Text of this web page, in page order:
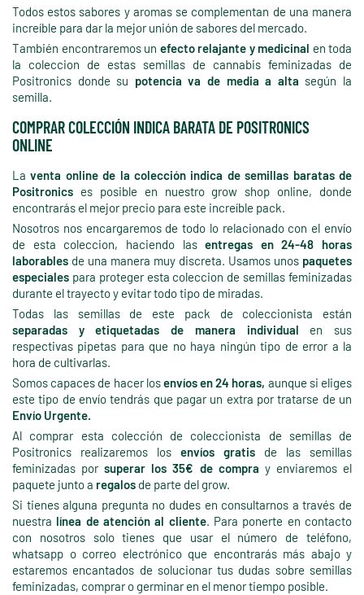
Todos estos sabores y aromas se complementan de una manera
increíble para dar la mejor unión de sabores del mercado.
También encontraremos un efecto relajante y medicinal en toda
la coleccion de estas semillas de cannabis feminizadas de
Positronics donde su potencia va de media a alta según la
semilla.
COMPRAR COLECCIÓN INDICA BARATA DE POSITRONICS
ONLINE
Laventa online de la colección indica de semillas baratas de
Positronics es posible en nuestro grow shop online, donde
encontrarás el mejor precio para este increíble pack.
Nosotros nos encargaremos de todo lo relacionado con el envío
de esta coleccion, haciendo lasentregas en 24-48 horas
laborables de una manera muy discreta. Usamos unos paquetes
especiales para proteger esta coleccion de semillas feminizadas
durante el trayecto y evitar todo tipo de miradas.
Todas las semillas de este pack de coleccionista están
separadas y etiquetadas de manera individual en sus
respectivas pipetas para que no haya ningún tipo de error a la
hora de cultivarlas.
Somos capaces de hacer losenvíos en 24 horas, aunque si eliges
este tipo de envío tendrás que pagar un extra por tratarse de un
Envío Urgente.
Al comprar esta colección de coleccionista de semillas de
Positronics realizaremos los envíos gratis de las semillas
feminizadas porsuperar los 35€ de compra y enviaremos el
paquete junto a regalos de parte del grow.
Si tienes alguna pregunta no dudes en consultarnos a través de
nuestra línea de atención al cliente. Para ponerte en contacto
con nosotros solo tienes que usar el número de teléfono,
whatsapp o correo electrónico que encontrarás más abajo y
estaremos encantados de solucionar tus dudas sobre semillas
feminizadas, comprar o germinar en el menor tiempo posible.